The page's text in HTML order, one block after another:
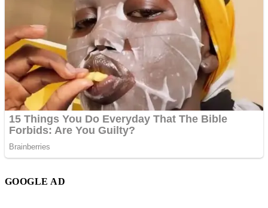
GOOGLE AD